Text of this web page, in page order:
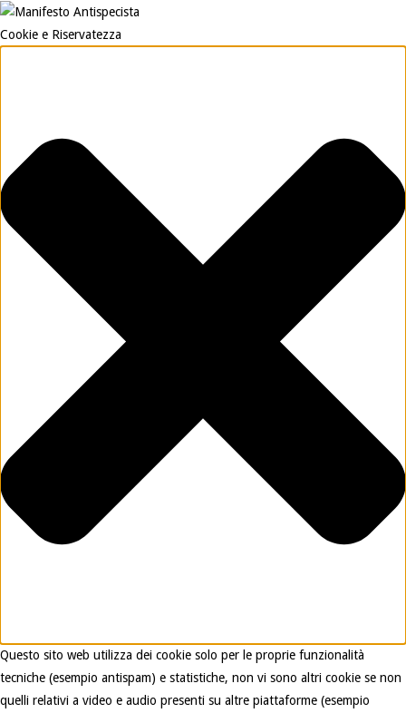
Cookie e Riservatezza
Questo sito web utilizza dei cookie solo per le proprie funzionalità
tecniche (esempio antispam) e statistiche, non vi sono altri cookie se non
quelli relativi a video e audio presenti su altre piattaforme (esempio